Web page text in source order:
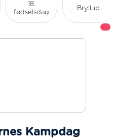
18.
fødselsdag
Bryllup
Kampdag